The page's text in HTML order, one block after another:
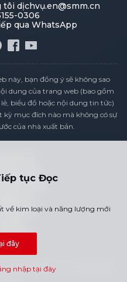
tục Đọc
về kim loại và năng lượng mới
đây
nhập tại đây
tôi dịchvụ.en@smm.cn
0306
qua WhatsApp
này, bạn đồng ý sẽ không sao
dung của trang web (bao gồm
biểu đồ hoặc nội dung tin tức)
mục đích nào mà không có sự
của nhà xuất bản.
Bảo mật
Điều kiện
Tôi
Web
& Technology Co., Ltd. Đã đăng